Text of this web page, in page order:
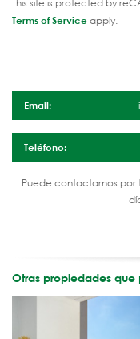
This site is protected by
Terms of Serviceapply.
Email:
Teléfono:
Puede contactarnos por
Otras propiedades que